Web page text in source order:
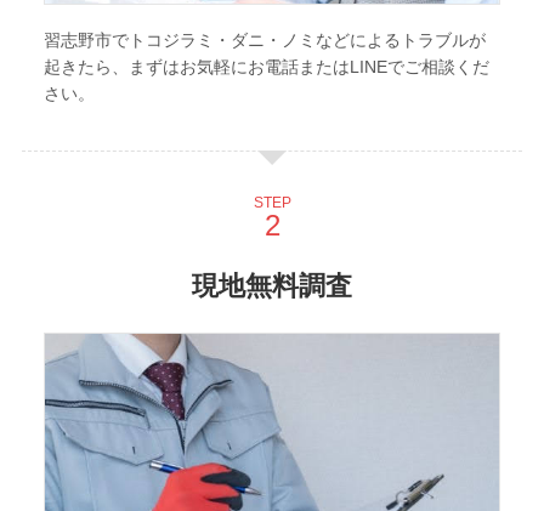
習志野市でトコジラミ・ダニ・ノミなどによるトラブルが
起きたら、まずはお気軽にお電話またはLINEでご相談くだ
さい。
STEP
現地無料調査